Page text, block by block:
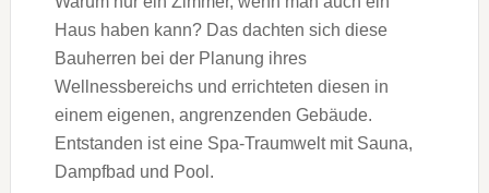
Haus haben kann? Das dachten sich diese
Bauherren bei der Planung ihres
Wellnessbereichs und errichteten diesen in
einem eigenen, angrenzenden Gebäude.
Entstanden ist eine Spa-Traumwelt mit Sauna,
Dampfbad und Pool.